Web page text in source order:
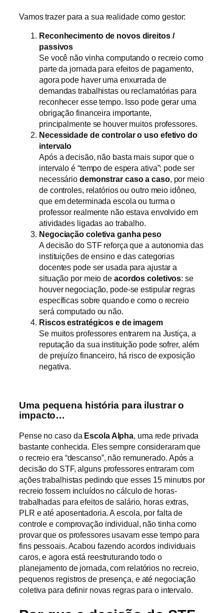
Vamos trazer para a sua realidade como gestor:
Reconhecimento de novos direitos /
passivos
Se você não vinha computando o recreio como
parte da jornada para efeitos de pagamento,
agora pode haver uma enxurrada de
demandas trabalhistas ou reclamatórias para
reconhecer esse tempo. Isso pode gerar uma
obrigação financeira importante,
principalmente se houver muitos professores.
Necessidade de controlar o uso efetivo do
intervalo
Após a decisão, não basta mais supor que o
intervalo é “tempo de espera ativa”: pode ser
necessário demonstrar caso a caso, por meio
de controles, relatórios ou outro meio idôneo,
que em determinada escola ou turma o
professor realmente não estava envolvido em
atividades ligadas ao trabalho.
Negociação coletiva ganha peso
A decisão do STF reforça que a autonomia das
instituições de ensino e das categorias
docentes pode ser usada para ajustar a
situação por meio de acordos coletivos: se
houver negociação, pode-se estipular regras
específicas sobre quando e como o recreio
será computado ou não.
Riscos estratégicos e de imagem
Se muitos professores entrarem na Justiça, a
reputação da sua instituição pode sofrer, além
de prejuízo financeiro, há risco de exposição
negativa.
Uma pequena história para ilustrar o
impacto…
Pense no caso da Escola Alpha , uma rede privada
bastante conhecida. Eles sempre consideraram que
o recreio era “descanso”, não remunerado. Após a
decisão do STF, alguns professores entraram com
ações trabalhistas pedindo que esses 15 minutos por
recreio fossem incluídos no cálculo de horas-
trabalhadas para efeitos de salário, horas extras,
PLR e até aposentadoria. A escola, por falta de
controle e comprovação individual, não tinha como
provar que os professores usavam esse tempo para
fins pessoais. Acabou fazendo acordos individuais
caros, e agora está reestruturando todo o
planejamento de jornada, com relatórios no recreio,
pequenos registros de presença, e até negociação
coletiva para definir novas regras para o intervalo.